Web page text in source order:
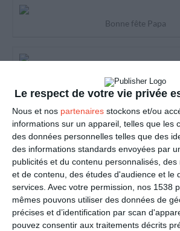
Le respect de votre vie privée
Nous et nos partenaires stockons et/ou
informations sur un appareil, telles que les
des données personnelles telles que des
des informations standards envoyées par
publicités et du contenu personnalisés,
et de contenu, des études d'audience et le
services. Avec votre permission, nos 1538
mêmes pouvons utiliser des données de
précises et d’identification par scan
pouvez consentir aux traitements décrits
Bonne fête Papa
Papa parfait
Bonne fête des pères
Moi, je t'adore !